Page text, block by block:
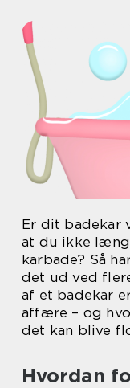
Er dit badekar
at du ikke
karbade? Så
det ud ved
af et badekar
affære – og
det kan blive
Hvordan